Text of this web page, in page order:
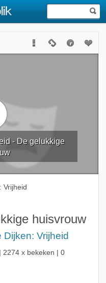
- De gelukkige
Vrijheid
huisvrouw
Dijken: Vrijheid
| 2274 x bekeken | 0